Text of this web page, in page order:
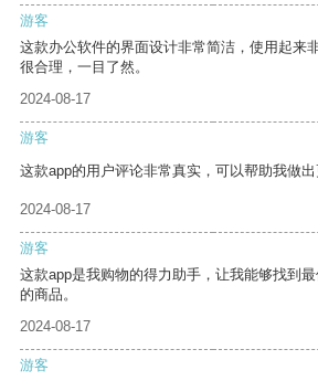
游客
这款办公软件的界面设计非常简洁，使用起来
很合理，一目了然。
2024-08-17
游客
这款app的用户评论非常真实，可以帮助我做出
2024-08-17
游客
这款app是我购物的得力助手，让我能够找到
的商品。
2024-08-17
游客